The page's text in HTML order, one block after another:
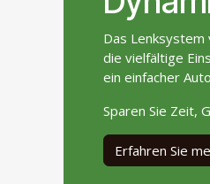
Das Lenksystem
die vielfältige
ein einfacher
Sparen Sie Zeit,
Erfahren Sie